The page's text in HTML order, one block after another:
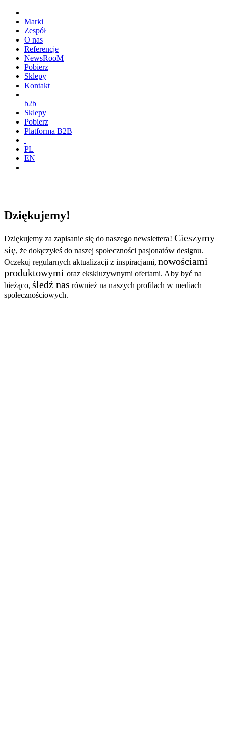
Marki
Zespół
O nas
Referencje
NewsRooM
Pobierz
Sklepy
Kontakt
b2b
Sklepy
Pobierz
Platforma B2B
PL
EN
Dziękujemy!
Dziękujemy za zapisanie się do naszego newslettera! Cieszymy
się, że dołączyłeś do naszej społeczności pasjonatów designu.
Oczekuj regularnych aktualizacji z inspiracjami, nowościami
produktowymi oraz ekskluzywnymi ofertami. Aby być na
bieżąco, śledź nas również na naszych profilach w mediach
społecznościowych.